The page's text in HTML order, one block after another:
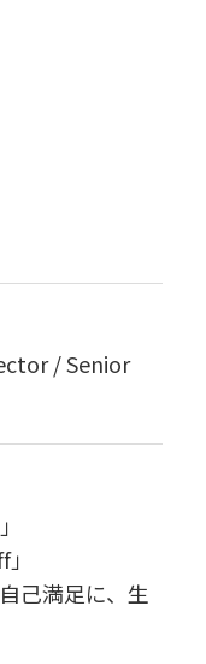
/ Senior
己満足に、生